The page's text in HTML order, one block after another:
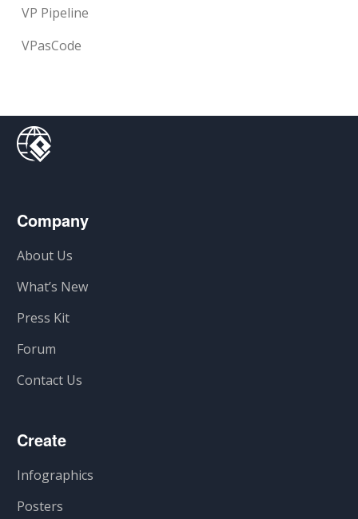
VP Pipeline
VPasCode
Company
About Us
What’s New
Press Kit
Forum
Contact Us
Create
Infographics
Posters